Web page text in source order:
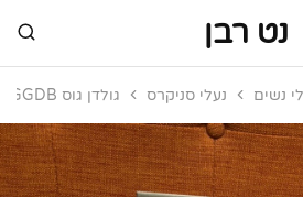
נט רבן
נשים נעלי סניקרס גולדן גוס GGDB